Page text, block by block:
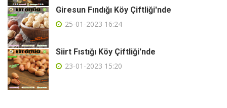
Giresun Fındığı Köy Çiftliği'nde
25-01-2023 16:24
Siirt Fıstığı Köy Çiftliği'nde
23-01-2023 15:20